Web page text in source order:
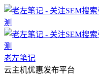
老左笔记
云主机优惠发布平台